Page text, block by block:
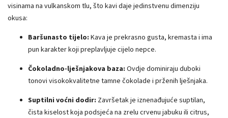
visinama na vulkanskom tlu, što kavi daje jedinstvenu dimenziju
okusa:
Baršunasto tijelo: Kava je prekrasno gusta, kremasta i ima
pun karakter koji preplavljuje cijelo nepce.
Čokoladno-lješnjakova baza: Ovdje dominiraju duboki
tonovi visokokvalitetne tamne čokolade i prženih lješnjaka.
Suptilni voćni dodir: Završetak je iznenađujuće suptilan,
čista kiselost koja podsjeća na zrelu crvenu jabuku ili citrus,